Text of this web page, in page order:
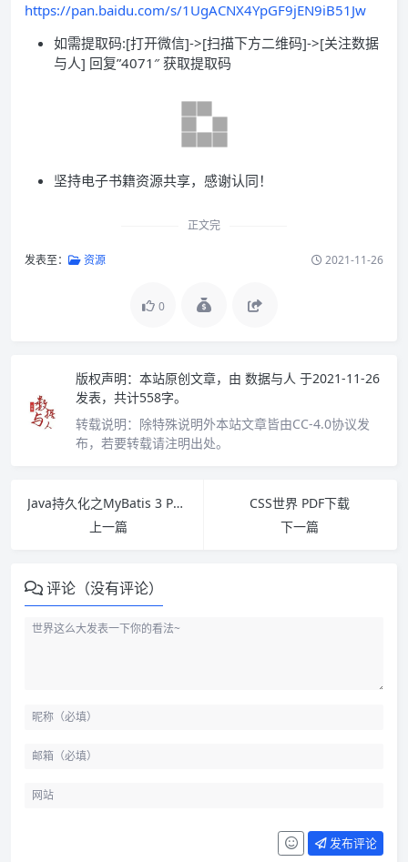
https://pan.baidu.com/s/1UgACNX4YpGF9jEN9iB51Jw
如需提取码:[打开微信]->[扫描下方二维码]->[关注数据
与人] 回复”4071″ 获取提取码
坚持电子书籍资源共享，感谢认同！
正文完
发表至： 资源 2021-11-26
0
版权声明： 本站原创文章，由 数据与人 于2021-11-26
发表，共计558字。
转载说明： 除特殊说明外本站文章皆由CC-4.0协议发
布，若要转载请注明出处。
Java持久化之MyBatis 3 PDF下载
上一篇
CSS世界 PDF下载
下一篇
评论（没有评论）
发布评论